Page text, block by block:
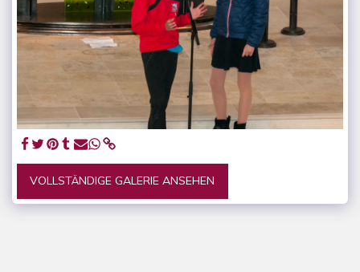
VOLLSTÄNDIGE GALERIE ANSEHEN